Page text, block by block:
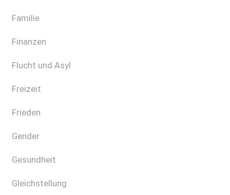
Familie
Finanzen
Flucht und Asyl
Freizeit
Frieden
Gender
Gesundheit
Gleichstellung